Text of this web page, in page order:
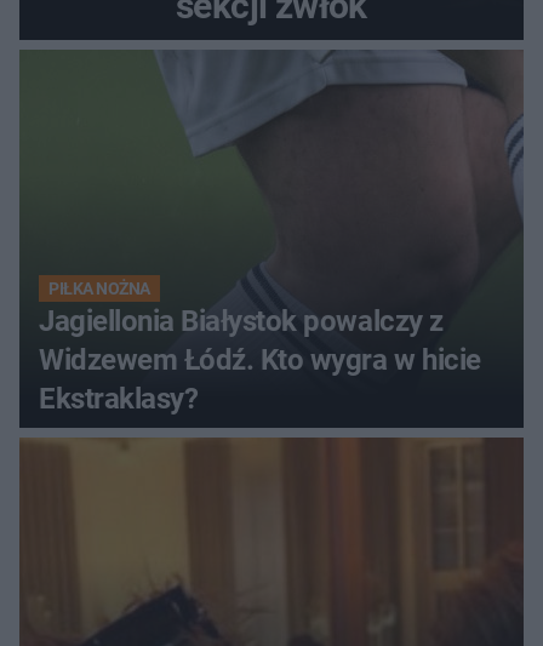
PIŁKA NOŻNA
Jagiellonia Białystok powalczy z
Widzewem Łódź. Kto wygra w hicie
Ekstraklasy?